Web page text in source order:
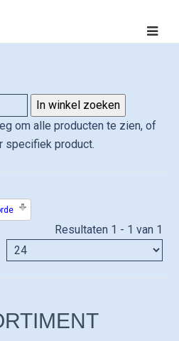
om alle producten te zien, of
specifiek product.
Resultaten 1 - 1 van 1